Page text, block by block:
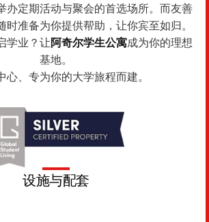
办定期活动与聚会的首选场所。而友善
时准备为你提供帮助，让你宾至如归。
学业？让阿奇尔学生公寓成为你的理想
基地。
心、专为你的大学旅程而建。
设施与配套